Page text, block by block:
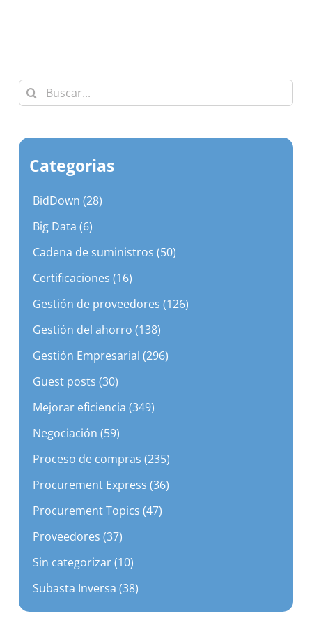
Buscar:
Categorias
BidDown (28)
Big Data (6)
Cadena de suministros (50)
Certificaciones (16)
Gestión de proveedores (126)
Gestión del ahorro (138)
Gestión Empresarial (296)
Guest posts (30)
Mejorar eficiencia (349)
Negociación (59)
Proceso de compras (235)
Procurement Express (36)
Procurement Topics (47)
Proveedores (37)
Sin categorizar (10)
Subasta Inversa (38)